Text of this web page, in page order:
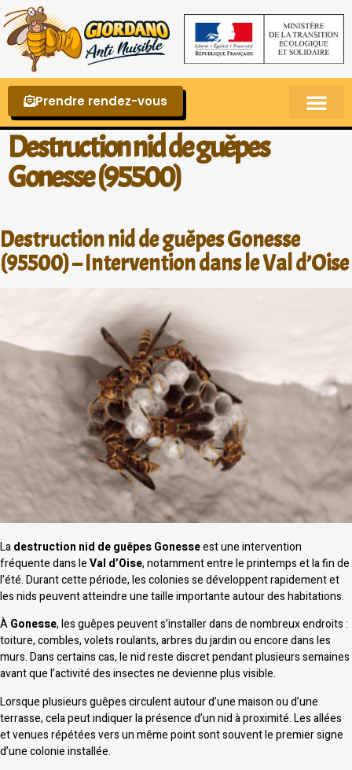
Prendre rendez-vous
Destruction nid de guêpes
Gonesse (95500)
Destruction nid de guêpes Gonesse
(95500) – Intervention dans le Val d’Oise
Ladestruction nid de guêpes Gonesseest une intervention
fréquente dans leVal d’Oise, notamment entre le printemps et la fin de
l’été. Durant cette période, les colonies se développent rapidement et
les nids peuvent atteindre une taille importante autour des habitations.
ÀGonesse, les guêpes peuvent s’installer dans de nombreux endroits :
toiture, combles, volets roulants, arbres du jardin ou encore dans les
murs. Dans certains cas, le nid reste discret pendant plusieurs semaines
avant que l’activité des insectes ne devienne plus visible.
Lorsque plusieurs guêpes circulent autour d’une maison ou d’une
terrasse, cela peut indiquer la présence d’un nid à proximité. Les allées
et venues répétées vers un même point sont souvent le premier signe
d’une colonie installée.